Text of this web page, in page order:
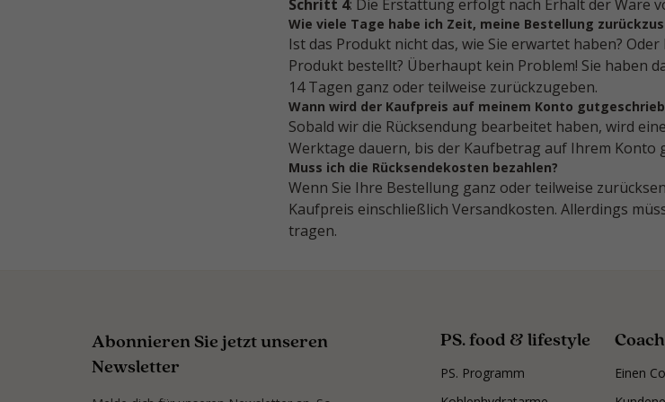
Schritt 4: Die Erstattung erfolgt nach Erhalt der Ware
Wie viele Tage habe ich Zeit, meine Bestellung
Ist das Produkt nicht das, wie Sie erwartet haben?
Produkt bestellt? Überhaupt kein Problem! Sie haben
14 Tagen ganz oder teilweise zurückzugeben.
Wann wird der Kaufpreis auf meinem Konto
Sobald wir die Rücksendung bearbeitet haben, wird
Werktage dauern, bis der Kaufbetrag auf Ihrem Konto
Muss ich die Rücksendekosten bezahlen?
Wenn Sie Ihre Bestellung ganz oder teilweise
Kaufpreis einschließlich Versandkosten. Allerdings
tragen.
Abonnieren Sie jetzt unseren
Newsletter
PS. food & lifestyle
PS. Programm
Einen